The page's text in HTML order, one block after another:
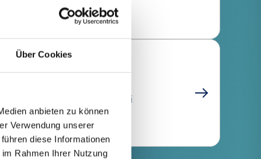
Über Cookies
anbieten zu können
Verwendung unserer
diese Informationen
Rahmen Ihrer Nutzung
cu prindere pentru racorduri